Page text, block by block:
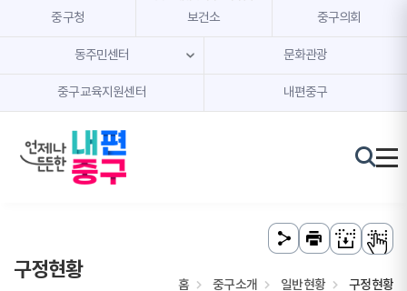
본문 내용 바로가기
주메뉴 바로가기
중구청 보건소 중구의회
동주민센터 문화관광
중구교육지원센터 내편중구
구정현황
홈 중구소개 일반현황 구정현황